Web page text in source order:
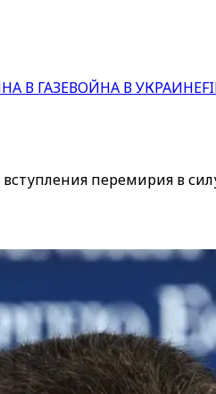
В ГАЗЕВОЙНА В УКРАИНЕ
перемирия в